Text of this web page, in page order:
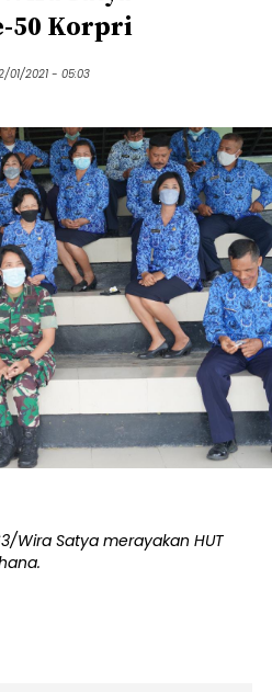
50 Korpri
01/2021 - 05:03
Wira Satya merayakan HUT